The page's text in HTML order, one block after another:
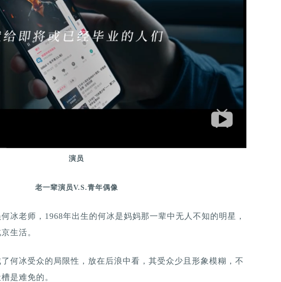
演员
老一辈演员V.S.青年偶像
冰老师，1968年出生的何冰是妈妈那一辈中无人不知的明星，
生活。
何冰受众的局限性，放在后浪中看，其受众少且形象模糊，不
是难免的。